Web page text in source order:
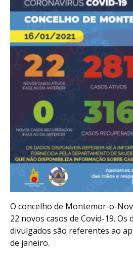
O concelho de Montemor-o-
22 novos casos de Covid-19. Os
divulgados são referentes ao
de janeiro.